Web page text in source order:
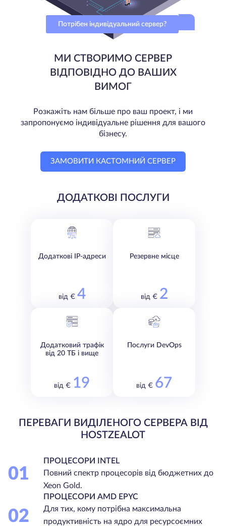
Потрібен індивідуальний сервер?
МИ СТВОРИМО СЕРВЕР
ВІДПОВІДНО ДО ВАШИХ
ВИМОГ
Розкажіть нам більше про ваш проект, і ми
запропонуємо індивідуальне рішення для вашого
бізнесу.
ЗАМОВИТИ КАСТОМНИЙ СЕРВЕР
ДОДАТКОВІ ПОСЛУГИ
Додаткові IP-адреси
від € 4
Резервне місце
від € 2
Додатковий трафік
від 20 ТБ і вище
від € 19
Послуги DevOps
від € 67
ПЕРЕВАГИ ВИДІЛЕНОГО СЕРВЕРА ВІД
HOSTZEALOT
01
ПРОЦЕСОРИ INTEL
Повний спектр процесорів від бюджетних до
Xeon Gold.
02
ПРОЦЕСОРИ AMD EPYC
Для тих, кому потрібна максимальна
продуктивність на ядро для ресурсоємних